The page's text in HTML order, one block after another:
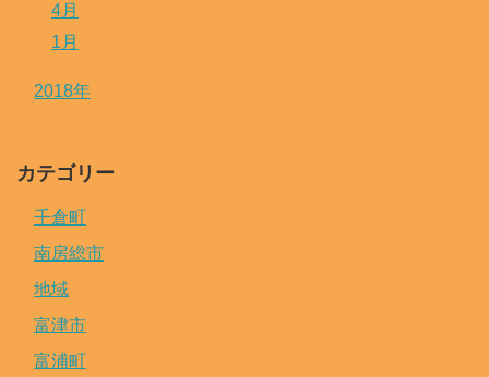
4月
1月
2018年
カテゴリー
千倉町
南房総市
地域
富津市
富浦町